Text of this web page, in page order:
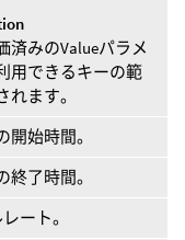
済みのValueパラメ
用できるキーの範
れます。
始時間。
了時間。
ート。